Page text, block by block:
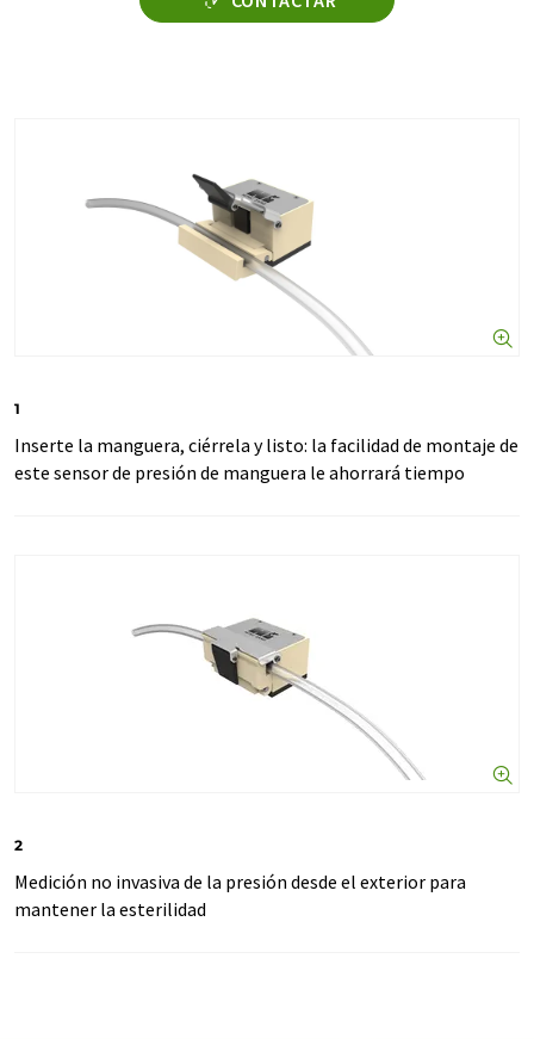
1
Inserte la manguera, ciérrela y listo: la facilidad de montaje de
este sensor de presión de manguera le ahorrará tiempo
2
Medición no invasiva de la presión desde el exterior para
mantener la esterilidad